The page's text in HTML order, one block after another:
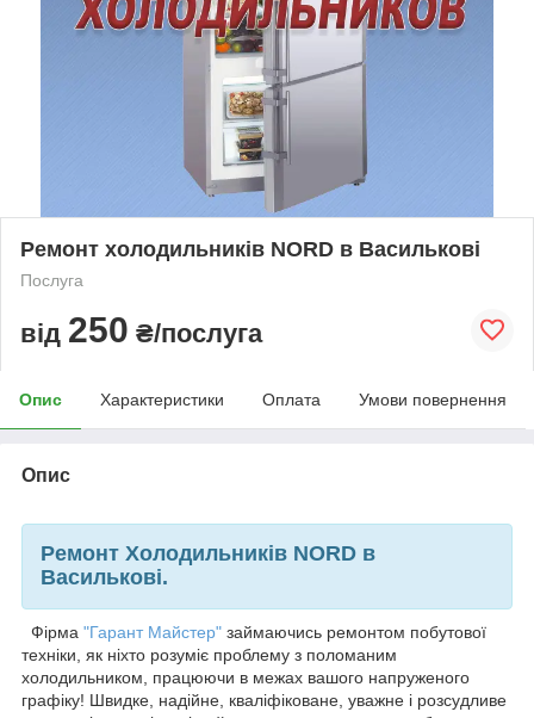
Ремонт холодильників NORD в Василькові
Послуга
від 250 ₴/послуга
Опис Характеристики Оплата Умови повернення
Опис
Ремонт Холодильників NORD в
Василькові.
Фірма "Гарант Майстер" займаючись ремонтом побутової
техніки, як ніхто розуміє проблему з поломаним
холодильником, працюючи в межах вашого напруженого
графіку! Швидке, надійне, кваліфіковане, уважне і розсудливе